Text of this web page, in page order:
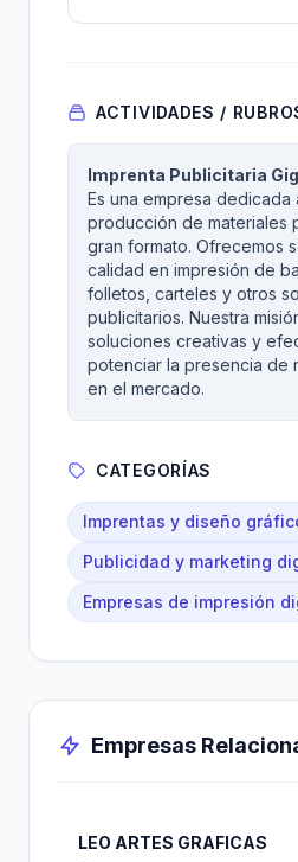
ACTIVIDADES /
Imprenta Publicitaria
Es una empresa dedicada
producción de materiales
gran formato. Ofrecemos
calidad en impresión de
folletos, carteles y otros
publicitarios. Nuestra
soluciones creativas y
potenciar la presencia de
en el mercado.
CATEGORÍAS
Imprentas y diseño
Publicidad y marketing
Empresas de impresión
Empresas
LEO ARTES GRAFICAS